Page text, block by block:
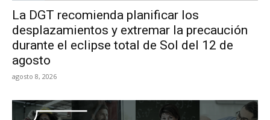
La DGT recomienda planificar los
desplazamientos y extremar la precaución
durante el eclipse total de Sol del 12 de
agosto
agosto 8, 2026